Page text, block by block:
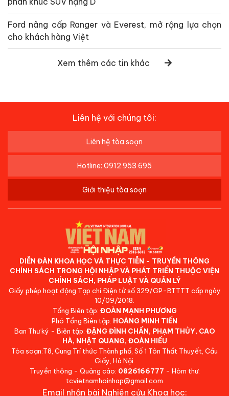
Ford nâng cấp Ranger và Everest, mở rộng lựa chọn
cho khách hàng Việt
Xem thêm các tin khác
Liên hệ với chúng tôi:
Liên hệ tòa soạn
Hotline: 0912 953 695
Giới thiệu tòa soạn
DIỄN ĐÀN KHOA HỌC VÀ THỰC TIỄN - TRUYỀN THÔNG
CHÍNH SÁCH TRONG HỘI NHẬP VÀ PHÁT TRIỂN THUỘC VIỆN
CHÍNH SÁCH, PHÁP LUẬT VÀ QUẢN LÝ
Giấy phép hoạt động Tạp chí Điện tử số 329/GP-BTTTT cấp ngày
10/09/2018.
Tổng Biên tập: ĐOÀN MẠNH PHƯƠNG
Phó Tổng Biên tập: HOÀNG MINH TIẾN
Ban Thư ký - Biên tập: ĐẶNG ĐÌNH CHẤN, PHẠM THỦY, CAO
HÀ, NHẬT QUANG, ĐOÀN HIẾU
Tòa soạn:T8, Cung Trí thức Thành phố, Số 1 Tôn Thất Thuyết, Cầu
Giấy, Hà Nội.
Truyền thông - Quảng cáo: 0826166777 - Hòm thư:
tcvietnamhoinhap@gmail.com
Email nhận bài Nghiên cứu Khoa học: